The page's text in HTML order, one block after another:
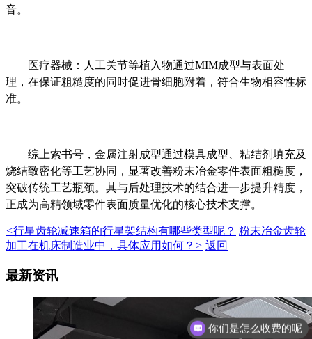
音。
医疗器械：人工关节等植入物通过MIM成型与表面处
理，在保证粗糙度的同时促进骨细胞附着，符合生物相容性标
准。
综上索书号，金属注射成型通过模具成型、粘结剂填充及
烧结致密化等工艺协同，显著改善粉末冶金零件表面粗糙度，
突破传统工艺瓶颈。其与后处理技术的结合进一步提升精度，
正成为高精领域零件表面质量优化的核心技术支撑。
<行星齿轮减速箱的行星架结构有哪些类型呢？ 粉末冶金齿轮
加工在机床制造业中，具体应用如何？ > 返回
最新资讯
你们是怎么收费的呢